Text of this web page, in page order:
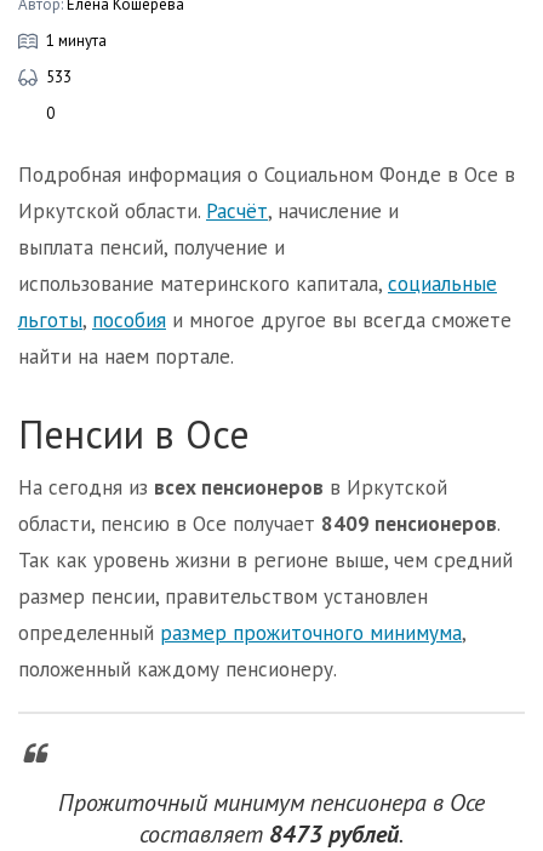
Автор:Елена Кошерева
1 минута
533
0
Подробная информация о Социальном Фонде в Осе в
Иркутской области. Расчёт, начисление и
выплата пенсий, получение и
использование материнского капитала, социальные
льготы, пособия и многое другое вы всегда сможете
найти на наем портале.
Пенсии в Осе
На сегодня из всех пенсионеров в Иркутской
области, пенсию в Осе получает 8409 пенсионеров.
Так как уровень жизни в регионе выше, чем средний
размер пенсии, правительством установлен
определенный размер прожиточного минимума,
положенный каждому пенсионеру.
Прожиточный минимум пенсионера в Осе
составляет 8473 рублей.